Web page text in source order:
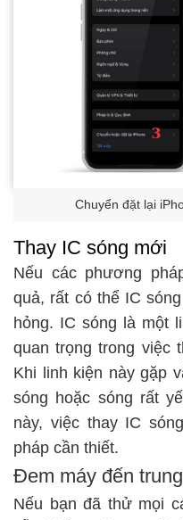
Chuyển đặt lại
Thay IC sóng mới
Nếu các phương
quả, rất có thể IC
hỏng. IC sóng là một
quan trọng trong việc
Khi linh kiện này gặp
sóng hoặc sóng rất
này, việc thay IC
pháp cần thiết.
Đem máy đến
Nếu bạn đã thử mọi